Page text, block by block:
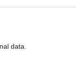
data.
Όστρακο»